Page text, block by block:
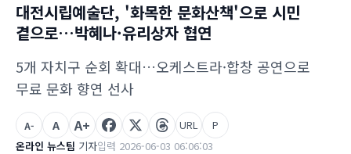
대전시립예술단, '화목한 문화산책'으로 시민
곁으로…박혜나·유리상자 협연
5개 자치구 순회 확대…오케스트라·합창 공연으로
무료 문화 향연 선사
온라인 뉴스팀 기자입력 2026-06-03 06:06:03
A- A A+ URL P